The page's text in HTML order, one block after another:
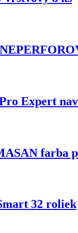
Expert
farba
32 roliek